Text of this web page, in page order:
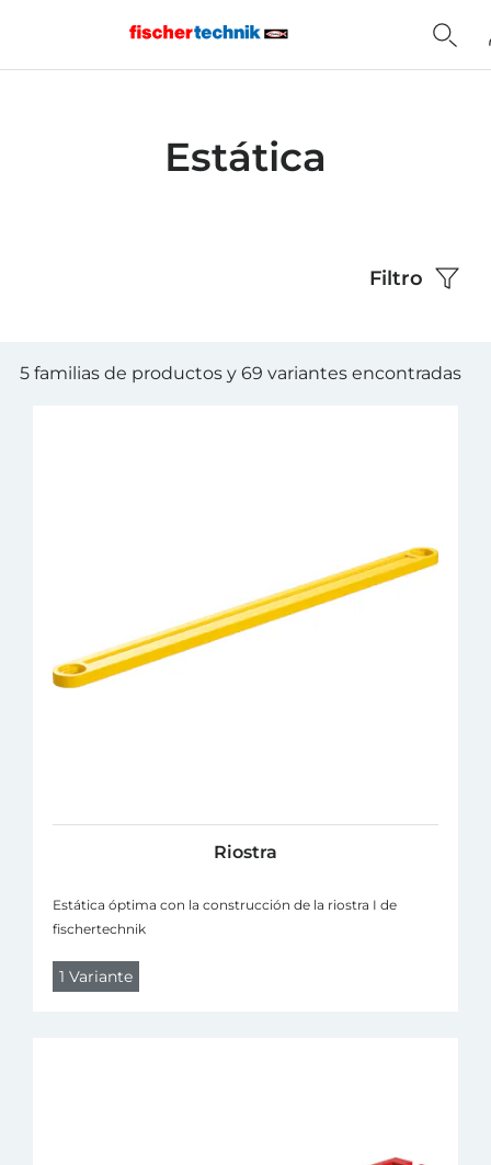
Estática
Filtro
5 familias de productos y 69 variantes encontradas
Riostra
Estática óptima con la construcción de la riostra I de
fischertechnik
1 Variante